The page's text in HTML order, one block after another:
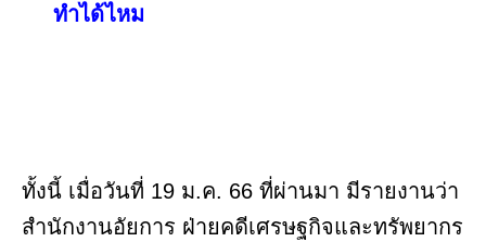
ทำได้ไหม
ทั้งนี้ เมื่อวันที่ 19 ม.ค. 66 ที่ผ่านมา มีรายงานว่า
สำนักงานอัยการ ฝ่ายคดีเศรษฐกิจและทรัพยากร